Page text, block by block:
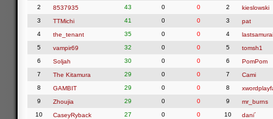
2
8537935 43 0
0
3
TTMichi 41 0
0
4
the_tenant 35 0
0
5
vampir69 32 0
0
6
Soljah 30 0
0
7
The Kitamura 29 0
0
8
GAMBIT 29 0
0
9
Zhoujia 29 0
0
10
CaseyRyback 27 0
0
2
kieslowski
3
pat
4
5
tomsh1
6
PomPom
7
Cami
8
9
mr_burns
10
dani´